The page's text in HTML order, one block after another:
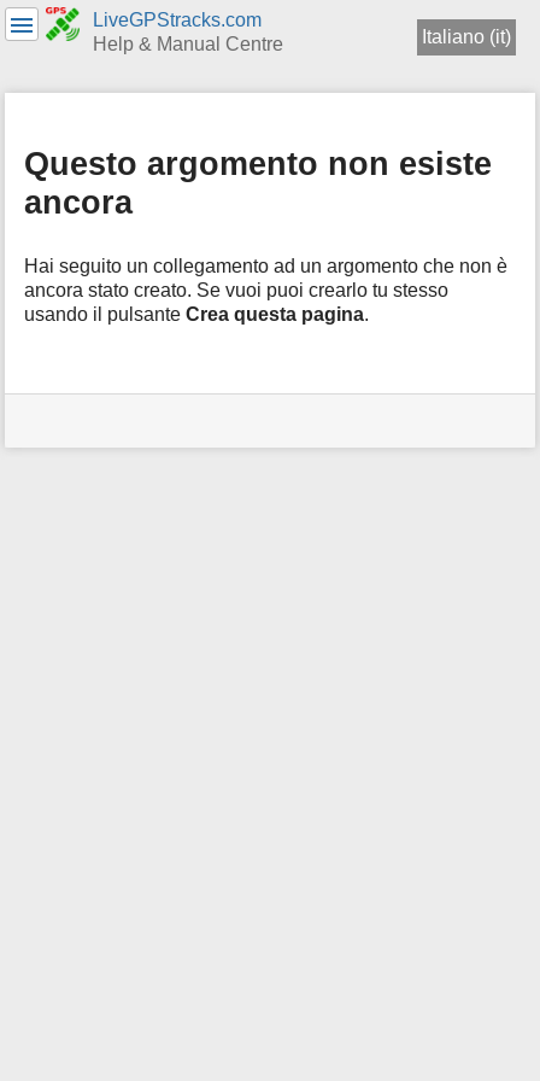
LiveGPStracks.com
Help & Manual Centre
Italiano (it)
Questo argomento non esiste
ancora
Hai seguito un collegamento ad un argomento che non è
ancora stato creato. Se vuoi puoi crearlo tu stesso
usando il pulsanteCrea questa pagina.